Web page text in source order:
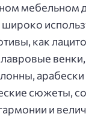
мебельном
как
арабески
сюжеты,
и